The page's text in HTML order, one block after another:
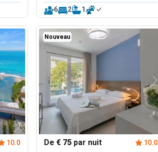
6 2 1
10.0
Nouveau
De € 75par nuit 10.0